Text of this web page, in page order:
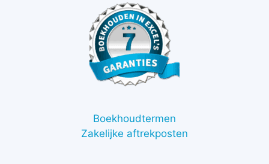
Boekhoudtermen
Zakelijke aftrekposten